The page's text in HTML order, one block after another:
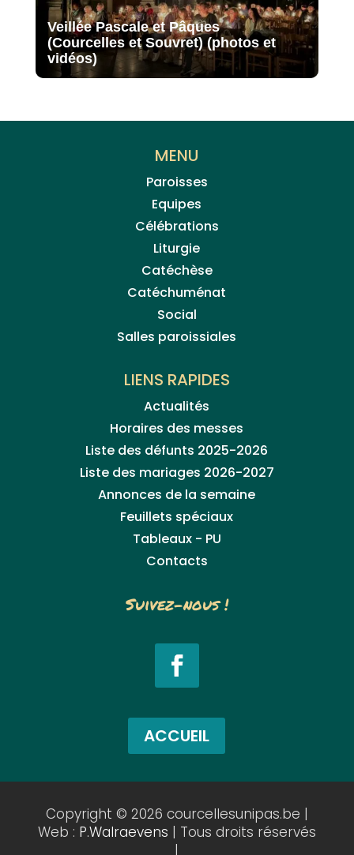
Veillée Pascale et Pâques
(Courcelles et Souvret) (photos et
vidéos)
MENU
Paroisses
Equipes
Célébrations
Liturgie
Catéchèse
Catéchuménat
Social
Salles paroissiales
LIENS RAPIDES
Actualités
Horaires des messes
Liste des défunts 2025-2026
Liste des mariages 2026-2027
Annonces de la semaine
Feuillets spéciaux
Tableaux - PU
Contacts
Suivez-nous !
ACCUEIL
Copyright © 2026 courcellesunipas.be |
Web : P.Walraevens | Tous droits réservés
|